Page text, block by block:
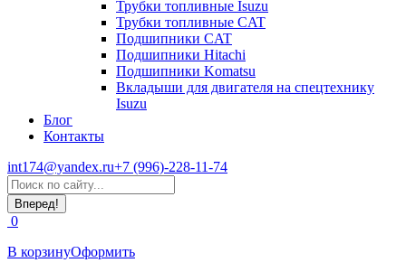
Трубки топливные Isuzu
Трубки топливные CAT
Подшипники CAT
Подшипники Hitachi
Подшипники Komatsu
Вкладыши для двигателя на спецтехнику
Isuzu
Блог
Контакты
int174@yandex.ru+7 (996)-228-11-74
Страница
WhatsApp
открывается
в
новом
окне
Поиск:
0
В корзинуОформить